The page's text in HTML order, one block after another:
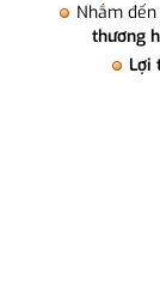
Nhắm đến
thương
Lợi